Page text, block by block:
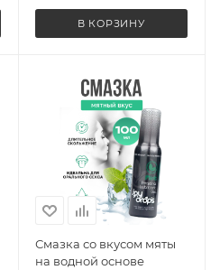
В КОРЗИНУ
Смазка со вкусом мяты
на водной основе